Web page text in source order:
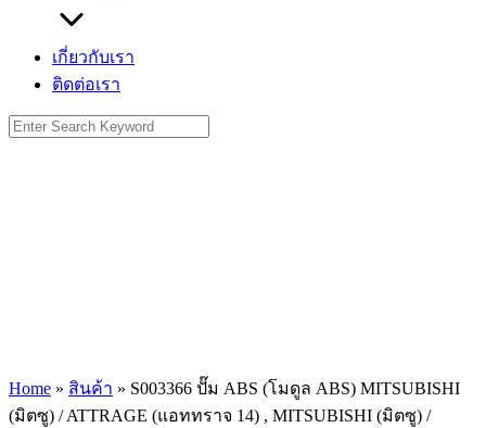
เกี่ยวกับเรา
ติดต่อเรา
Search
for:
Home » สินค้า » S003366 ปั๊ม ABS (โมดูล ABS) MITSUBISHI
(มิตซู) / ATTRAGE (แอททราจ 14) , MITSUBISHI (มิตซู) /